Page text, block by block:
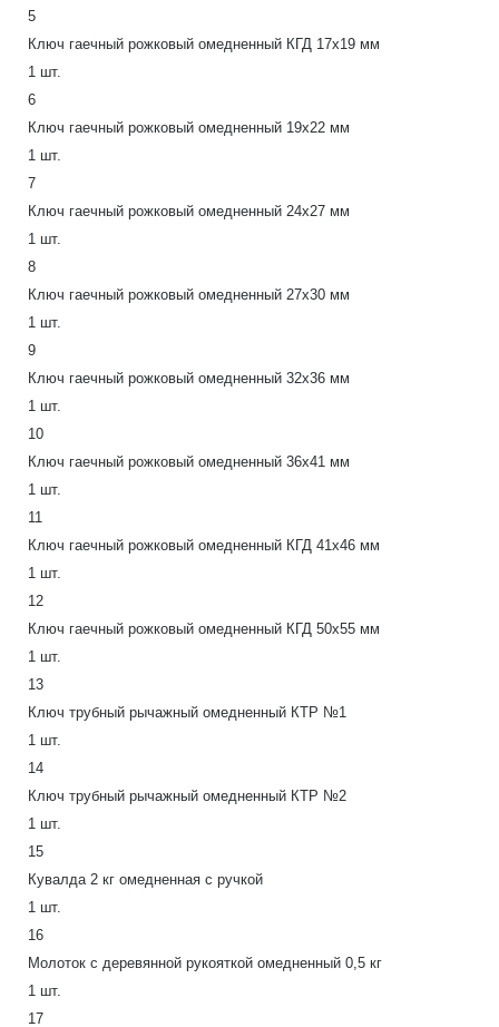
5
Ключ гаечный рожковый омедненный КГД 17х19 мм
1 шт.
6
Ключ гаечный рожковый омедненный 19х22 мм
1 шт.
7
Ключ гаечный рожковый омедненный 24х27 мм
1 шт.
8
Ключ гаечный рожковый омедненный 27х30 мм
1 шт.
9
Ключ гаечный рожковый омедненный 32х36 мм
1 шт.
10
Ключ гаечный рожковый омедненный 36х41 мм
1 шт.
11
Ключ гаечный рожковый омедненный КГД 41х46 мм
1 шт.
12
Ключ гаечный рожковый омедненный КГД 50х55 мм
1 шт.
13
Ключ трубный рычажный омедненный КТР №1
1 шт.
14
Ключ трубный рычажный омедненный КТР №2
1 шт.
15
Кувалда 2 кг омедненная с ручкой
1 шт.
16
Молоток с деревянной рукояткой омедненный 0,5 кг
1 шт.
17